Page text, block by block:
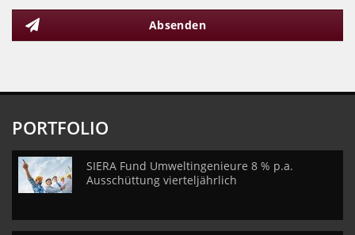
Absenden
PORTFOLIO
SIERA Fund Umweltingenieure 8 % p.a.
Ausschüttung vierteljährlich